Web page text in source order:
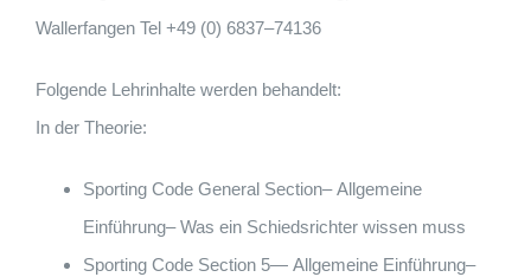
Wallerfangen Tel +49 (0) 6837–74136
Folgende Lehrinhalte werden behandelt:
In der Theorie:
Sporting Code General Section– Allgemeine
Einführung– Was ein Schiedsrichter wissen muss
Sporting Code Section 5— Allgemeine Einführung–